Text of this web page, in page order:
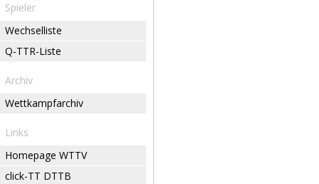
Spieler
Wechselliste
Q-TTR-Liste
Archiv
Wettkampfarchiv
Links
Homepage WTTV
click-TT DTTB